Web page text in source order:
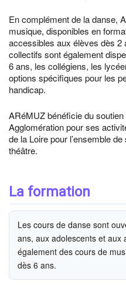
En complément de la danse,
musique, disponibles en
accessibles aux élèves dès 2
collectifs sont également
6 ans, les collégiens, les
options spécifiques pour les
handicap.
ARéMUZ bénéficie du
Agglomération pour ses
de la Loire pour l’ensemble
théâtre.
La formation
Les cours de danse sont
ans, aux adolescents et aux
également des cours de
dès 6 ans.